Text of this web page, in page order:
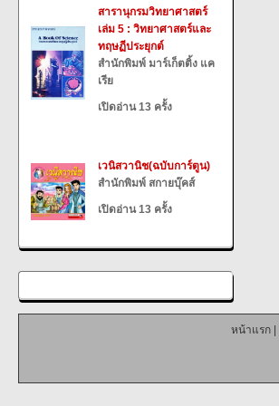
สารานุกรมวิทยาศาสตร์
เล่ม 5 : วิทยาศาสตร์และ
ทฤษฏีประยุกต์
สำนักพิมพ์ มาร์เก็ตติ้ง แค
เรีย
เปิดอ่าน 13 ครั้ง
เวนิสวานิช(ฉบับการ์ตูน)
สำนักพิมพ์ สกายบุ๊คส์
เปิดอ่าน 13 ครั้ง
หน้าแรก|